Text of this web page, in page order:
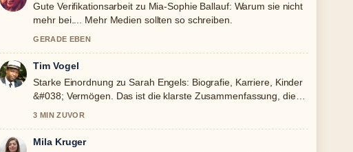
Gute Verifikationsarbeit zu Mia-Sophie Ballauf: Warum sie nicht
mehr bei.... Mehr Medien sollten so schreiben.
GERADE EBEN
Tim Vogel
Starke Einordnung zu Sarah Engels: Biografie, Karriere, Kinder
&#038; Vermögen. Das ist die klarste Zusammenfassung, die
3 MIN ZUVOR
Mila Kruger